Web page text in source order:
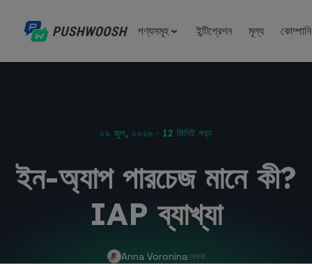
পণ্যসমূহ ইন্টিগ্রেশন মূল্য কোম্পানি
২৯ জুল, ২০২৬ · 12 মিনিট পড়া
ইন-অ্যাপ পারচেজ মানে কী?
IAP ব্যাখ্যা
Anna Voroninaলেখক